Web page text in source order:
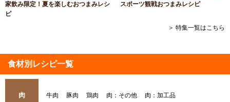
家飲み限定！夏を楽しむおつまみレシ
ピ
スポーツ観戦おつまみレシピ
＞ 特集一覧はこちら
食材別レシピ一覧
肉 牛肉 豚肉 鶏肉 肉：その他 肉：加工品